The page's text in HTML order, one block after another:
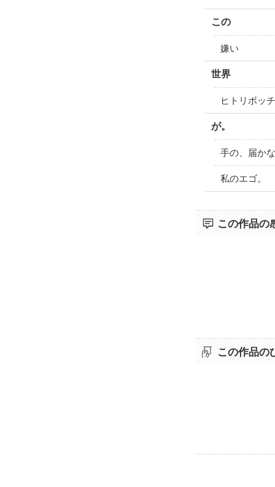
この
嫌い
世界
ヒトリボッ
が。
手の、届か
私のエゴ。
この作品の
この作品の